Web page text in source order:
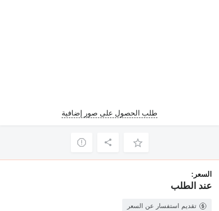
طلب الحصول على صور إضافية
السعر:
عند الطلب
تقديم استفسار عن السعر